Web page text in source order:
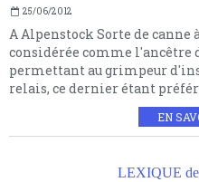
25/06/2012
A Alpenstock Sorte de canne
considérée comme l'ancêtre
permettant au grimpeur
relais, ce dernier étant
EN
LEXIQUE